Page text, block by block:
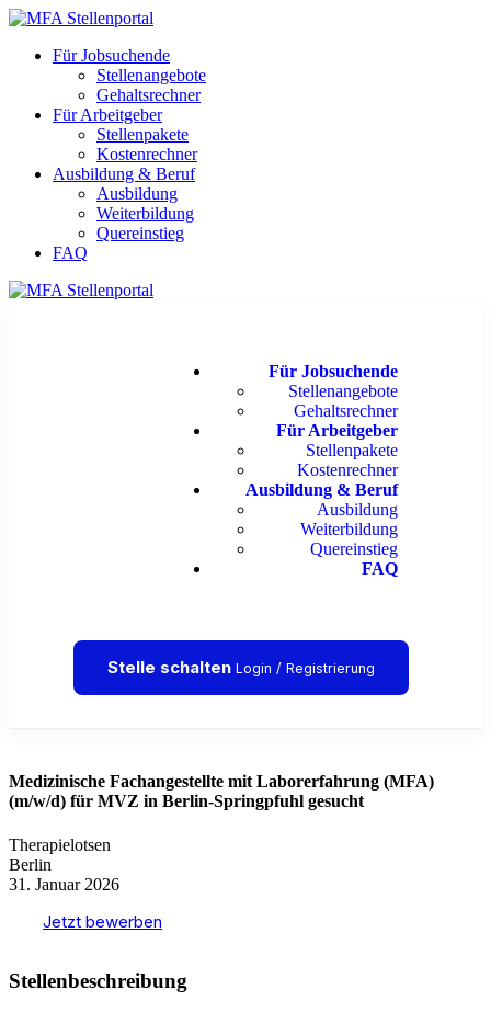
Für Jobsuchende
Stellenangebote
Gehaltsrechner
Für Arbeitgeber
Stellenpakete
Kostenrechner
Ausbildung & Beruf
Ausbildung
Weiterbildung
Quereinstieg
FAQ
Für Jobsuchende
Stellenangebote
Gehaltsrechner
Für Arbeitgeber
Stellenpakete
Kostenrechner
Ausbildung & Beruf
Ausbildung
Weiterbildung
Quereinstieg
FAQ
Stelle schalten Login / Registrierung
Medizinische Fachangestellte mit Laborerfahrung (MFA)
(m/w/d) für MVZ in Berlin-Springpfuhl gesucht
Therapielotsen
Berlin
31. Januar 2026
Jetzt bewerben
Stellenbeschreibung